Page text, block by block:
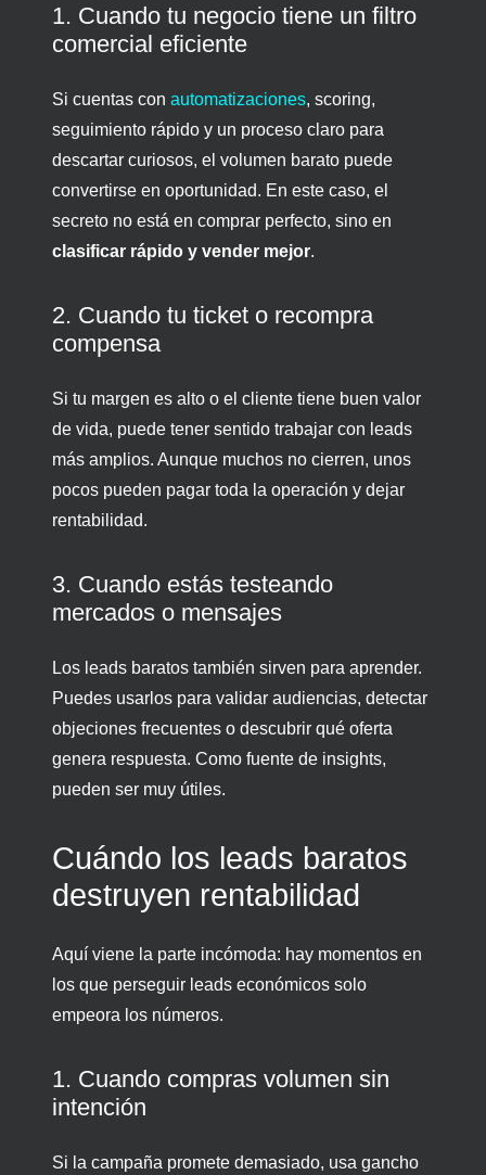
1. Cuando tu negocio tiene un filtro
comercial eficiente
Si cuentas con automatizaciones, scoring,
seguimiento rápido y un proceso claro para
descartar curiosos, el volumen barato puede
convertirse en oportunidad. En este caso, el
secreto no está en comprar perfecto, sino en
clasificar rápido y vender mejor.
2. Cuando tu ticket o recompra
compensa
Si tu margen es alto o el cliente tiene buen valor
de vida, puede tener sentido trabajar con leads
más amplios. Aunque muchos no cierren, unos
pocos pueden pagar toda la operación y dejar
rentabilidad.
3. Cuando estás testeando
mercados o mensajes
Los leads baratos también sirven para aprender.
Puedes usarlos para validar audiencias, detectar
objeciones frecuentes o descubrir qué oferta
genera respuesta. Como fuente de insights,
pueden ser muy útiles.
Cuándo los leads baratos
destruyen rentabilidad
Aquí viene la parte incómoda: hay momentos en
los que perseguir leads económicos solo
empeora los números.
1. Cuando compras volumen sin
intención
Si la campaña promete demasiado, usa gancho